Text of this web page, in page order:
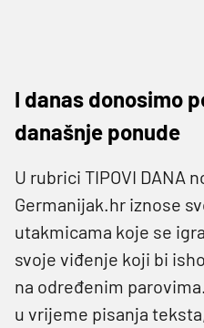
I danas donosimo
današnje ponude
U rubrici TIPOVI DANA
Germanijak.hr iznose
utakmicama koje se
svoje viđenje koji bi
na određenim
u vrijeme pisanja